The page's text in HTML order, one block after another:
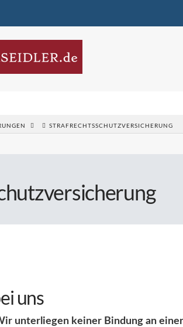
STRAFRECHTSSCHUTZVERSICHERUNG
uns
unterliegen keiner Bindung an